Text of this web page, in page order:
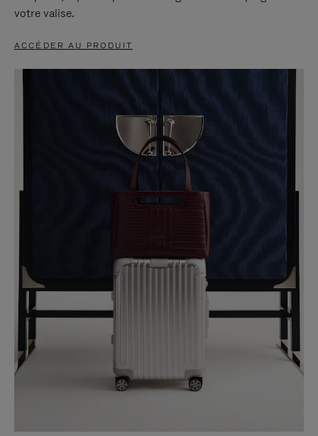
votre valise.
ACCÉDER AU PRODUIT